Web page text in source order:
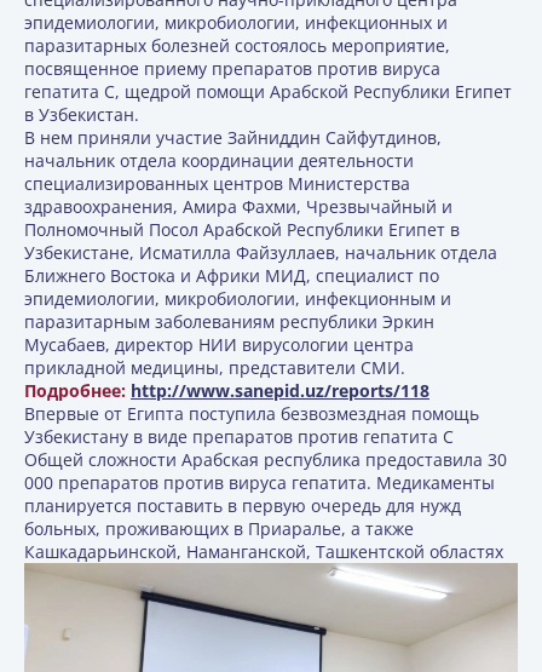
эпидемиологии, микробиологии, инфекционных и
паразитарных болезней состоялось мероприятие,
посвященное приему препаратов против вируса
гепатита С, щедрой помощи Арабской Республики Египет
в Узбекистан.
В нем приняли участие Зайниддин Сайфутдинов,
начальник отдела координации деятельности
специализированных центров Министерства
здравоохранения, Амира Фахми, Чрезвычайный и
Полномочный Посол Арабской Республики Египет в
Узбекистане, Исматилла Файзуллаев, начальник отдела
Ближнего Востока и Африки МИД, специалист по
эпидемиологии, микробиологии, инфекционным и
паразитарным заболеваниям республики Эркин
Мусабаев, директор НИИ вирусологии центра
прикладной медицины, представители СМИ.
Подробнее: http://www.sanepid.uz/reports/118
Впервые от Египта поступила безвозмездная помощь
Узбекистану в виде препаратов против гепатита С
Общей сложности Арабская республика предоставила 30
000 препаратов против вируса гепатита. Медикаменты
планируется поставить в первую очередь для нужд
больных, проживающих в Приаралье, а также
Кашкадарьинской, Наманганской, Ташкентской областях